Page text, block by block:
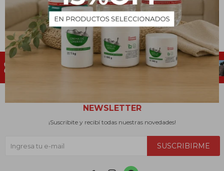
NEWSLETTER
¡Suscribite y recibí todas nuestras novedades!
SUSCRIBIRME